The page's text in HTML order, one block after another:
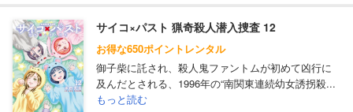
サイコ×パスト 猟奇殺人潜入捜査 12
お得な650ポイントレンタル
御子柴に託され、殺人鬼ファントムが初めて凶行に
及んだとされる、1996年の“南関東連続幼女誘拐殺...
もっと読む